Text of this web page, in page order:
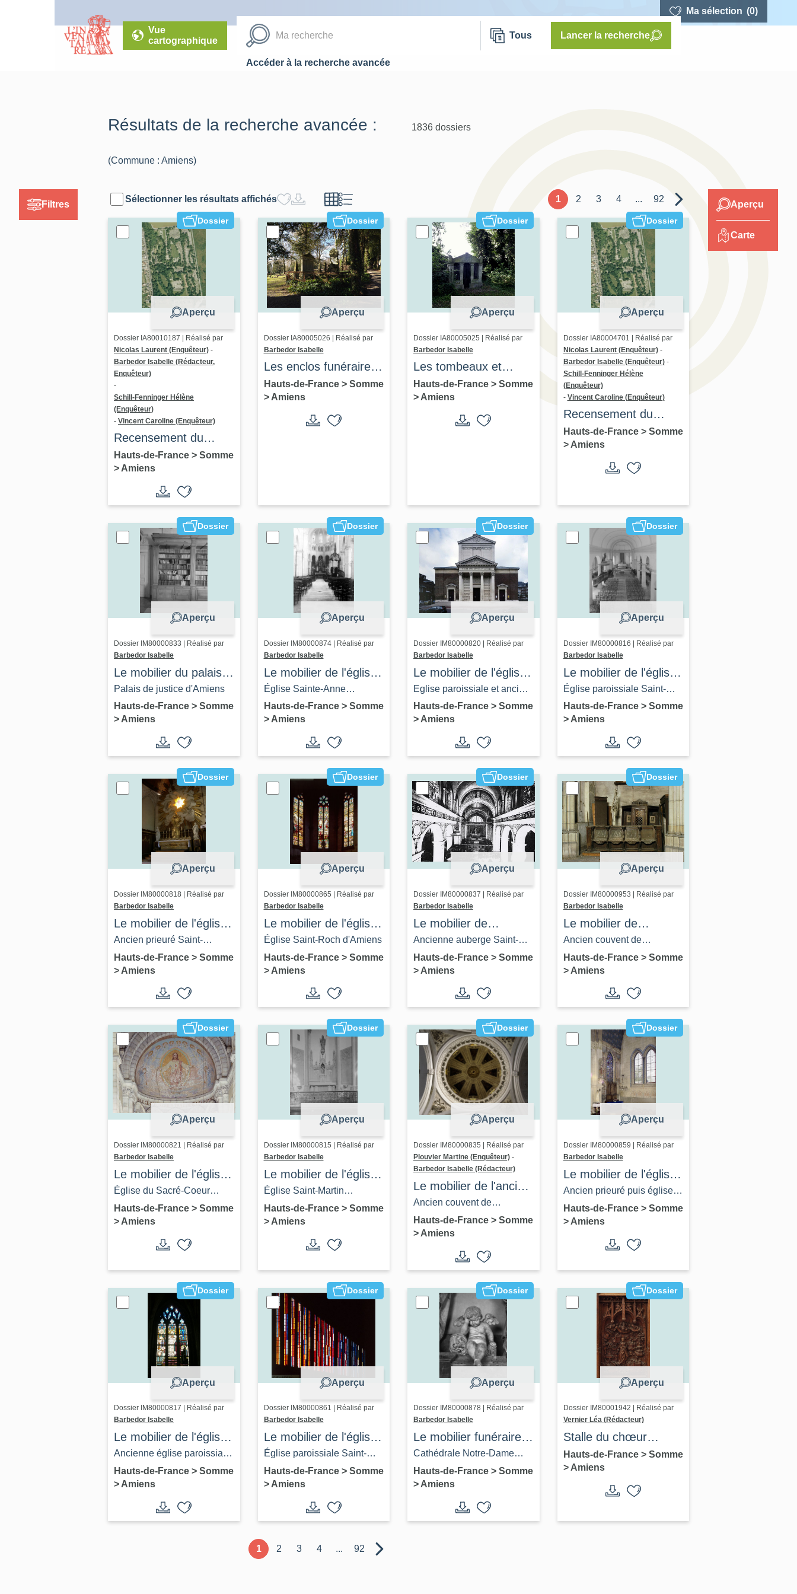
Ma sélection (0)
Vue
cartographique
Tous Lancer la recherche
Accéder à la recherche avancée
Filtres
Résultats de la recherche avancée : 1836 dossiers
(Commune : Amiens)
Sélectionner les résultats affichés 1 2 3 4 ... 92
Dossier
Aperçu
Dossier IA80010187 | Réalisé par
Nicolas Laurent (Enquêteur) -
Barbedor Isabelle (Rédacteur,
Enquêteur)
-
Schill-Fenninger Hélène
(Enquêteur)
- Vincent Caroline (Enquêteur)
Recensement du
cimetière de la
Madeleine d'Amiens -
conditions d'enquête
Hauts-de-France > Somme
> Amiens
Dossier
Aperçu
Dossier IA80005026 | Réalisé par
Barbedor Isabelle
Les enclos funéraires
du cimetière de la
Madeleine
Hauts-de-France > Somme
> Amiens
Dossier
Aperçu
Dossier IA80005025 | Réalisé par
Barbedor Isabelle
Les tombeaux et
monuments funéraires
du cimetière de la
Madeleine
Hauts-de-France > Somme
> Amiens
Dossier
Aperçu
Dossier IA80004701 | Réalisé par
Nicolas Laurent (Enquêteur) -
Barbedor Isabelle (Enquêteur) -
Schill-Fenninger Hélène
(Enquêteur)
- Vincent Caroline (Enquêteur)
Recensement du
cimetière de la
Madeleine à Amiens -
dossier de
Hauts-de-France > Somme
> Amiens
Dossier
Aperçu
Dossier IM80000833 | Réalisé par
Barbedor Isabelle
Le mobilier du palais
de justice
Palais de justice d'Amiens
Hauts-de-France > Somme
> Amiens
Dossier
Aperçu
Dossier IM80000874 | Réalisé par
Barbedor Isabelle
Le mobilier de l'église
Sainte-Anne d'Amiens
Église Sainte-Anne
d'Amiens
Hauts-de-France > Somme
> Amiens
Dossier
Aperçu
Dossier IM80000820 | Réalisé par
Barbedor Isabelle
Le mobilier de l'église
Saint-Jacques
d'Amiens
Eglise paroissiale et ancien
cimetière Saint-Jacques
d'Amiens
Hauts-de-France > Somme
> Amiens
Dossier
Aperçu
Dossier IM80000816 | Réalisé par
Barbedor Isabelle
Le mobilier de l'église
Saint-Firmin d'Amiens
Église paroissiale Saint-
Firmin-le-Martyr d'Amiens
Hauts-de-France > Somme
> Amiens
Dossier
Aperçu
Dossier IM80000818 | Réalisé par
Barbedor Isabelle
Le mobilier de l'église
Saint-Leu
Ancien prieuré Saint-
Lambert puis église
paroissiale et ancien
cimetière Saint-Leu
d'Amiens
Hauts-de-France > Somme
> Amiens
Dossier
Aperçu
Dossier IM80000865 | Réalisé par
Barbedor Isabelle
Le mobilier de l'église
Saint-Roch d'Amiens
Église Saint-Roch d'Amiens
Hauts-de-France > Somme
> Amiens
Dossier
Aperçu
Dossier IM80000837 | Réalisé par
Barbedor Isabelle
Le mobilier de
l'ancienne église
Sainte-Anne
Ancienne auberge Saint-
Antoine et chapelle Sainte-
Anne (détruit)
Hauts-de-France > Somme
> Amiens
Dossier
Aperçu
Dossier IM80000953 | Réalisé par
Barbedor Isabelle
Le mobilier de
l'ancienne église
conventuelle des
Cordeliers, devenue
église paroissiale
Saint-Remi
Ancien couvent de
Franciscains, dit des
Cordeliers, actuellement
église paroissiale Saint-
Remi et square Pierre-
Marie-Saguez
Hauts-de-France > Somme
> Amiens
Dossier
Aperçu
Dossier IM80000821 | Réalisé par
Barbedor Isabelle
Le mobilier de l'église
du Sacré-Cœur
d'Amiens
Église du Sacré-Coeur
d'Amiens
Hauts-de-France > Somme
> Amiens
Dossier
Aperçu
Dossier IM80000815 | Réalisé par
Barbedor Isabelle
Le mobilier de l'église
Saint-Martin d'Amiens
Église Saint-Martin
d'Amiens
Hauts-de-France > Somme
> Amiens
Dossier
Aperçu
Dossier IM80000835 | Réalisé par
Plouvier Martine (Enquêteur) -
Barbedor Isabelle (Rédacteur)
Le mobilier de l'ancien
couvent de la
Visitation et de
l'ancien séminaire
d'Amiens
Ancien couvent de
Visitandines, dit de la
Visitation, devenu grand
séminaire, puis Archives
départementales et
Direction régionale des
Affaires culturelles (DRAC)
Hauts-de-France > Somme
> Amiens
Dossier
Aperçu
Dossier IM80000859 | Réalisé par
Barbedor Isabelle
Le mobilier de l'église
Saint-Léger de
Longpré-lès-Amiens
Ancien prieuré puis église
paroissiale Saint-Léger et
ancien cimetière de
Longpré-lès-Amiens
Hauts-de-France > Somme
> Amiens
Dossier
Aperçu
Dossier IM80000817 | Réalisé par
Barbedor Isabelle
Le mobilier de l'église
Saint-Germain
d'Amiens
Ancienne église paroissiale
et cimetière Saint-Germain-
l'Ecossais d'Amiens
Hauts-de-France > Somme
> Amiens
Dossier
Aperçu
Dossier IM80000861 | Réalisé par
Barbedor Isabelle
Le mobilier de l'église
paroissiale Saint-
Pierre d'Amiens
Église paroissiale Saint-
Pierre d'Amiens
Hauts-de-France > Somme
> Amiens
Dossier
Aperçu
Dossier IM80000878 | Réalisé par
Barbedor Isabelle
Le mobilier funéraire
de la cathédrale
d'Amiens
Cathédrale Notre-Dame
d'Amiens (anciennes
basiliques Saint-Firmin et
Sainte-Marie)
Hauts-de-France > Somme
> Amiens
Dossier
Aperçu
Dossier IM80001942 | Réalisé par
Vernier Léa (Rédacteur)
Stalle du chœur
(décor en bas-relief
d'une jouée) : la
Vierge des litanies
Hauts-de-France > Somme
> Amiens
1 2 3 4 ... 92
Aperçu
Carte